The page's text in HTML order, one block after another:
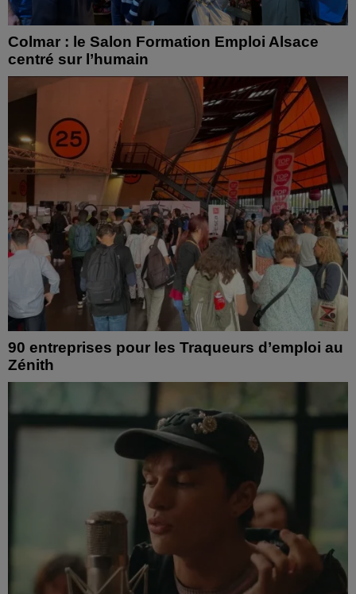
Colmar : le Salon Formation Emploi Alsace
centré sur l’humain
90 entreprises pour les Traqueurs d’emploi au
Zénith